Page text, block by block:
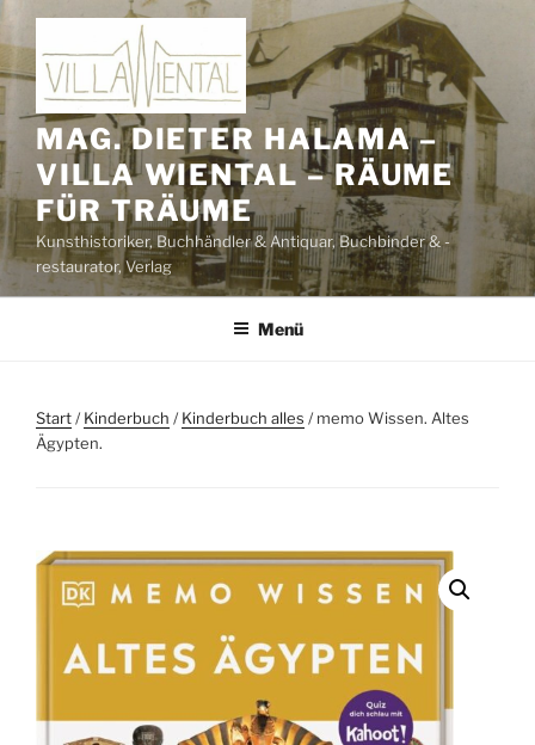
Zum
Inhalt
springen
MAG. DIETER HALAMA –
VILLA WIENTAL – RÄUME
FÜR TRÄUME
Kunsthistoriker, Buchhändler & Antiquar, Buchbinder & -
restaurator, Verlag
Menü
Start/Kinderbuch /Kinderbuch alles / memo Wissen. Altes
Ägypten.